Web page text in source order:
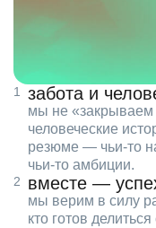
забота и
мы не
человеческие
резюме — чьи‑то
чьи‑то амбиции.
вместе —
мы верим в силу
кто готов